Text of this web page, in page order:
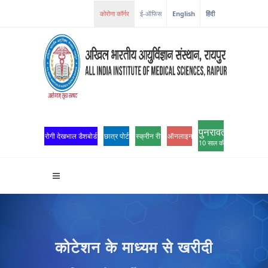
कोरोना कॉर्नर ई-ऑफिस English हिंदी
रोगी देखभाल डैशबोर्ड छात्र पोर्टल स्क्रीन रीडर एक्सेसऑनलाइन ओपीडी पंजीकरण
पुनरावर्तन
10 साल की उत्कृष्टता
कोटेशन के माध्यम से खरीदी